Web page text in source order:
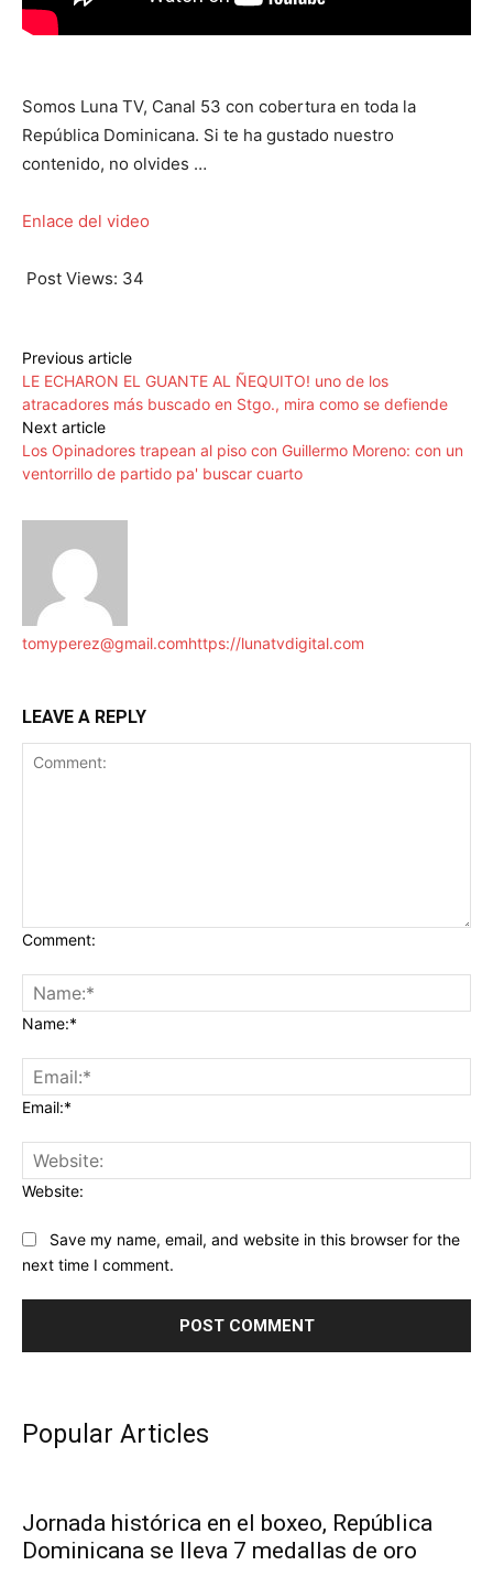
Somos Luna TV, Canal 53 con cobertura en toda la
República Dominicana. Si te ha gustado nuestro
contenido, no olvides …
Enlace del video
Post Views: 34
Previous article
LE ECHARON EL GUANTE AL ÑEQUITO! uno de los
atracadores más buscado en Stgo., mira como se defiende
Next article
Los Opinadores trapean al piso con Guillermo Moreno: con un
ventorrillo de partido pa' buscar cuarto
tomyperez@gmail.comhttps://lunatvdigital.com
LEAVE A REPLY
Comment:
Name:*
Email:*
Website:
Save my name, email, and website in this browser for the
next time I comment.
Popular Articles
Jornada histórica en el boxeo, República
Dominicana se lleva 7 medallas de oro